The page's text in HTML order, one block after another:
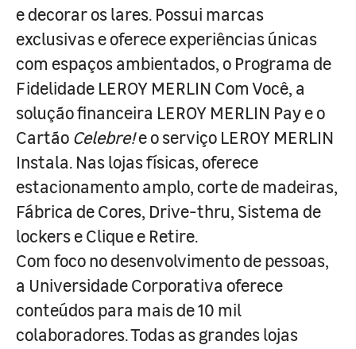
e decorar os lares. Possui marcas
exclusivas e oferece experiências únicas
com espaços ambientados, o Programa de
Fidelidade LEROY MERLIN Com Você, a
solução financeira LEROY MERLIN Pay e o
Cartão Celebre!e o serviço LEROY MERLIN
Instala. Nas lojas físicas, oferece
estacionamento amplo, corte de madeiras,
Fábrica de Cores, Drive-thru, Sistema de
lockers e Clique e Retire.
Com foco no desenvolvimento de pessoas,
a Universidade Corporativa oferece
conteúdos para mais de 10 mil
colaboradores. Todas as grandes lojas